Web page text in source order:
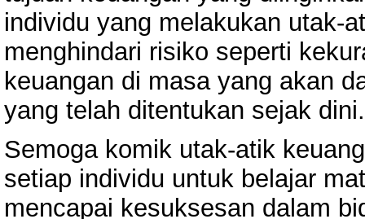
individu yang melakukan utak-
menghindari risiko seperti
keuangan di masa yang akan
yang telah ditentukan sejak dini.
Semoga komik utak-atik
setiap individu untuk belajar
mencapai kesuksesan dalam